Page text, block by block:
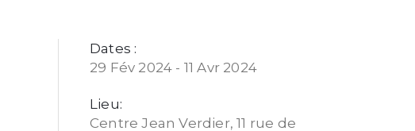
Dates :
29 Fév 2024 - 11 Avr 2024
Lieu:
Centre Jean Verdier, 11 rue de